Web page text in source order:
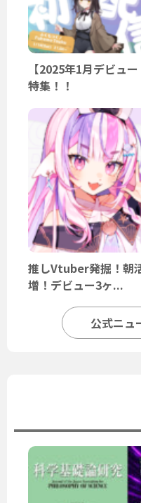
【2025年1月デビュ
特集！！
推しVtuber発掘！朝
増！デビュー3ヶ...
公式ニュ